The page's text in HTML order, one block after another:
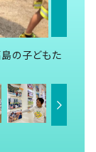
の子どもた